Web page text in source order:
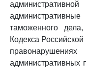
таможенного
Кодекса
административных